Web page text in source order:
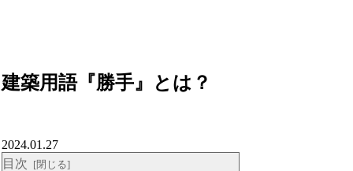
建築用語『勝手』とは？
2024.01.27
目次